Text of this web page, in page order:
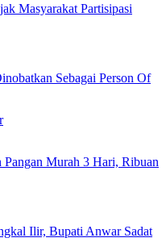
Masyarakat Partisipasi
Sebagai Person Of
Pangan Murah 3 Hari, Ribuan
Ilir, Bupati Anwar Sadat